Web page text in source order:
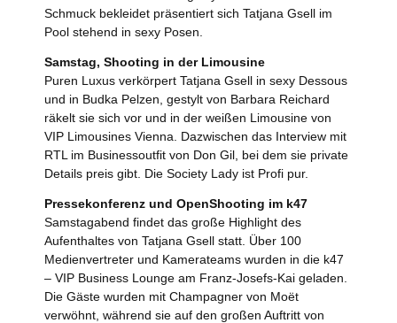
Schmuck bekleidet präsentiert sich Tatjana Gsell im
Pool stehend in sexy Posen.
Samstag, Shooting in der Limousine
Puren Luxus verkörpert Tatjana Gsell in sexy Dessous
und in Budka Pelzen, gestylt von Barbara Reichard
räkelt sie sich vor und in der weißen Limousine von
VIP Limousines Vienna. Dazwischen das Interview mit
RTL im Businessoutfit von Don Gil, bei dem sie private
Details preis gibt. Die Society Lady ist Profi pur.
Pressekonferenz und OpenShooting im k47
Samstagabend findet das große Highlight des
Aufenthaltes von Tatjana Gsell statt. Über 100
Medienvertreter und Kamerateams wurden in die k47
– VIP Business Lounge am Franz-Josefs-Kai geladen.
Die Gäste wurden mit Champagner von Moët
verwöhnt, während sie auf den großen Auftritt von